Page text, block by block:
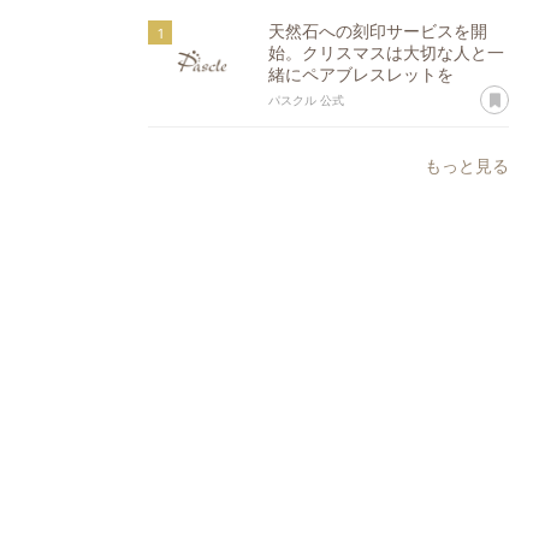
天然石への刻印サービスを開
始。クリスマスは大切な人と一
緒にペアブレスレットを
パスクル 公式 あ
もっと見る